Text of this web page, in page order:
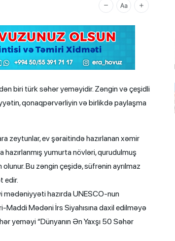
biri türk səhər yeməyidir. Zəngin və çeşidli
qonaqpərvərliyin və birlikdə paylaşma
zeytunlar, ev şəraitində hazırlanan xəmir
yumurta növləri, qurudulmuş
Bu zəngin çeşidə, süfrənin ayrılmaz
edir.
hazırda UNESCO-nun
Mədəni İrs Siyahısına daxil edilməyə
yeməyi “Dünyanın Ən Yaxşı 50 Səhər